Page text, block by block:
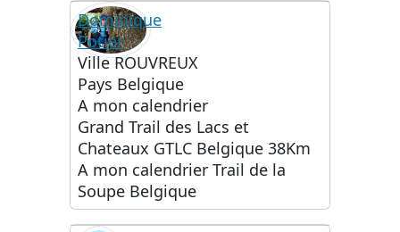
Dominique
Potier
Ville ROUVREUX
Pays Belgique
A mon calendrier
Grand Trail des Lacs et
Chateaux GTLC Belgique 38Km
A mon calendrier Trail de la
Soupe Belgique